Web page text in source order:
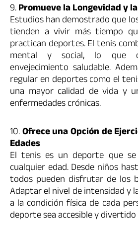
9.Promueve la Longevidad y
Estudios han demostrado que
tienden a vivir más tiempo
practican deportes. El tenis
mental y social, lo que
envejecimiento saludable.
regular en deportes como el
una mayor calidad de vida y
enfermedades crónicas.
10.Ofrece una Opción de
Edades
El tenis es un deporte que
cualquier edad. Desde niños
todos pueden disfrutar de los
Adaptar el nivel de intensidad y
a la condición física de cada
deporte sea accesible y